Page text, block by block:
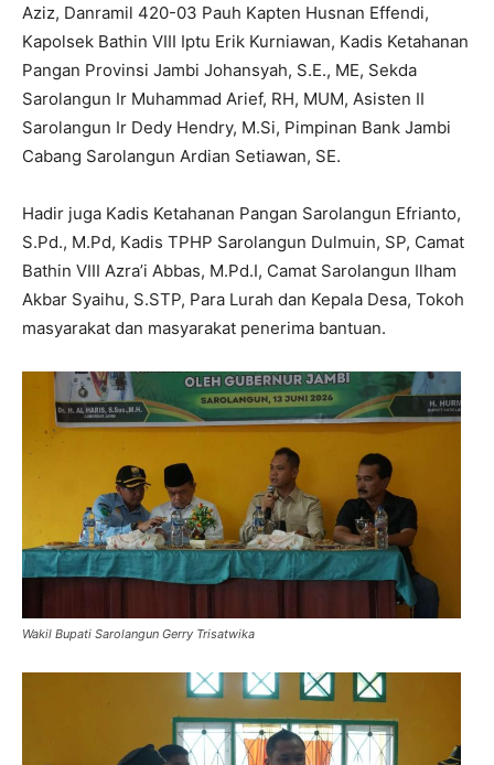
Aziz, Danramil 420-03 Pauh Kapten Husnan Effendi,
Kapolsek Bathin VIII Iptu Erik Kurniawan, Kadis Ketahanan
Pangan Provinsi Jambi Johansyah, S.E., ME, Sekda
Sarolangun Ir Muhammad Arief, RH, MUM, Asisten II
Sarolangun Ir Dedy Hendry, M.Si, Pimpinan Bank Jambi
Cabang Sarolangun Ardian Setiawan, SE.
Hadir juga Kadis Ketahanan Pangan Sarolangun Efrianto,
S.Pd., M.Pd, Kadis TPHP Sarolangun Dulmuin, SP, Camat
Bathin VIII Azra’i Abbas, M.Pd.I, Camat Sarolangun Ilham
Akbar Syaihu, S.STP, Para Lurah dan Kepala Desa, Tokoh
masyarakat dan masyarakat penerima bantuan.
Wakil Bupati Sarolangun Gerry Trisatwika